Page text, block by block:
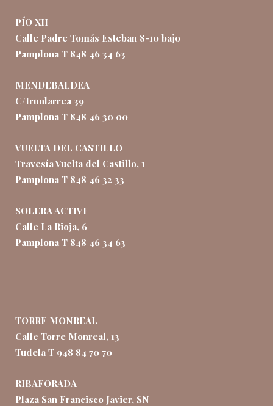
PÍO XII
Calle Padre Tomás Esteban 8-10 bajo
Pamplona T 848 46 34 63
MENDEBALDEA
C/Irunlarrea 39
Pamplona T 848 46 30 00
VUELTA DEL CASTILLO
Travesía Vuelta del Castillo, 1
Pamplona T 848 46 32 33
SOLERA ACTIVE
Calle La Rioja, 6
Pamplona T 848 46 34 63
TORRE MONREAL
Calle Torre Monreal, 13
Tudela T 948 84 70 70
RIBAFORADA
Plaza San Francisco Javier, SN